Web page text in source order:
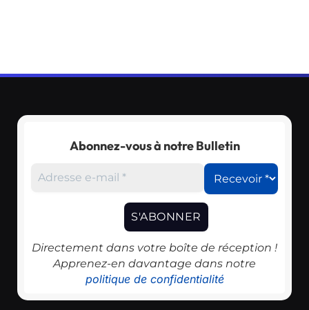
Abonnez-vous à notre Bulletin
Directement dans votre boîte de réception !
Apprenez-en davantage dans notre
politique de confidentialité